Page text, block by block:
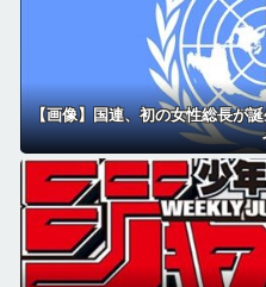
【画像】国連、初の女性総長が